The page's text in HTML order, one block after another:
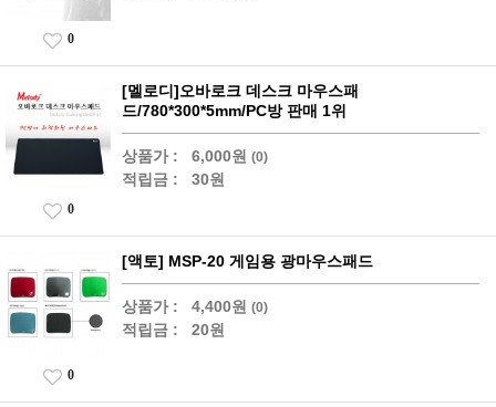
0
[멜로디]오바로크 데스크 마우스패
드/780*300*5mm/PC방 판매 1위
상품가 : 6,000원 (0)
적립금 : 30원
0
[액토] MSP-20 게임용 광마우스패드
상품가 : 4,400원 (0)
적립금 : 20원
0